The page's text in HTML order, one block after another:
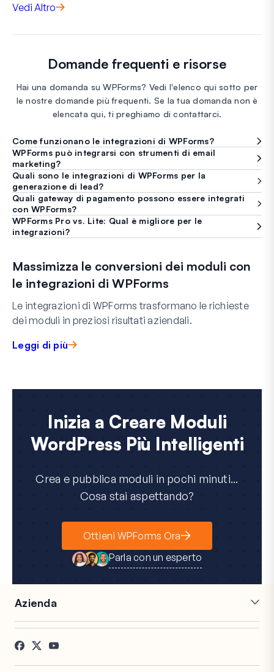
Vedi Altro
Domande frequenti e risorse
Hai una domanda su WPForms? Vedi l'elenco qui sotto per
le nostre domande più frequenti. Se la tua domanda non è
elencata qui, ti preghiamo di contattarci.
Come funzionano le integrazioni di WPForms?
WPForms può integrarsi con strumenti di email
marketing?
Quali sono le integrazioni di WPForms per la
generazione di lead?
Quali gateway di pagamento possono essere integrati
con WPForms?
WPForms Pro vs. Lite: Qual è migliore per le
integrazioni?
Massimizza le conversioni dei moduli con
le integrazioni di WPForms
Le integrazioni di WPForms trasformano le richieste
dei moduli in preziosi risultati aziendali.
Leggi di più
Inizia a Creare Moduli
WordPress Più Intelligenti
Crea e pubblica moduli in pochi minuti...
Cosa stai aspettando?
Ottieni WPForms Ora
Parla con un esperto
Azienda
Carriere
Testimonianze
Affiliati